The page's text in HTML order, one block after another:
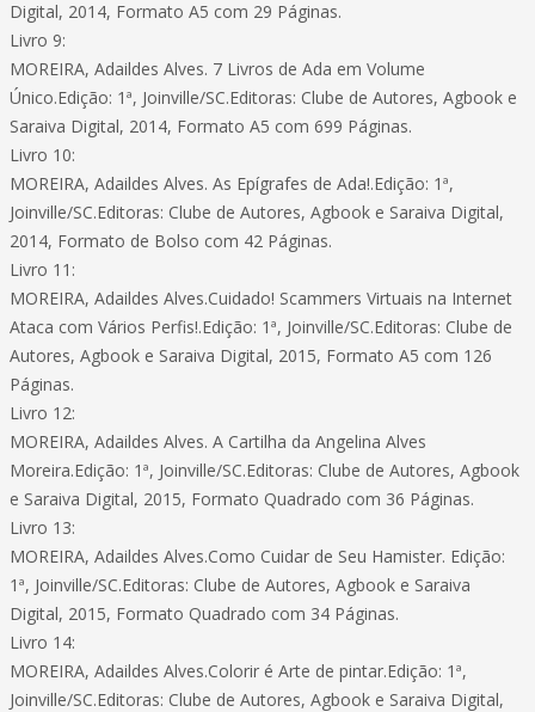
Digital, 2014, Formato A5 com 29 Páginas.
Livro 9:
MOREIRA, Adaildes Alves. 7 Livros de Ada em Volume
Único.Edição: 1ª, Joinville/SC.Editoras: Clube de Autores, Agbook e
Saraiva Digital, 2014, Formato A5 com 699 Páginas.
Livro 10:
MOREIRA, Adaildes Alves. As Epígrafes de Ada!.Edição: 1ª,
Joinville/SC.Editoras: Clube de Autores, Agbook e Saraiva Digital,
2014, Formato de Bolso com 42 Páginas.
Livro 11:
MOREIRA, Adaildes Alves.Cuidado! Scammers Virtuais na Internet
Ataca com Vários Perfis!.Edição: 1ª, Joinville/SC.Editoras: Clube de
Autores, Agbook e Saraiva Digital, 2015, Formato A5 com 126
Páginas.
Livro 12:
MOREIRA, Adaildes Alves. A Cartilha da Angelina Alves
Moreira.Edição: 1ª, Joinville/SC.Editoras: Clube de Autores, Agbook
e Saraiva Digital, 2015, Formato Quadrado com 36 Páginas.
Livro 13:
MOREIRA, Adaildes Alves.Como Cuidar de Seu Hamister. Edição:
1ª, Joinville/SC.Editoras: Clube de Autores, Agbook e Saraiva
Digital, 2015, Formato Quadrado com 34 Páginas.
Livro 14:
MOREIRA, Adaildes Alves.Colorir é Arte de pintar.Edição: 1ª,
Joinville/SC.Editoras: Clube de Autores, Agbook e Saraiva Digital,